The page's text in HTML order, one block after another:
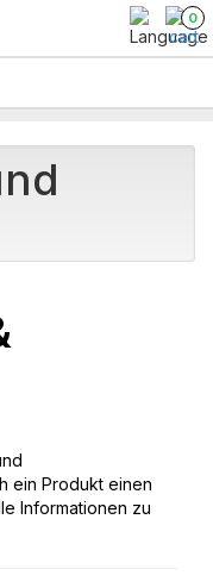
0
ein Produkt einen
Informationen zu